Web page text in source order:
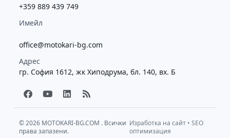
+359 889 439 749
Имейл
office@motokari-bg.com
Адрес
гр. София 1612, жк Хиподрума, бл. 140, вх. Б
F
a
c
b
o
Y
o
u
u
b
L
i
n
e
d
R
s
s
© 2026 MOTOKARI-BG.COM . Всички
права запазени.
Изработка на сайт •SEO
оптимизация